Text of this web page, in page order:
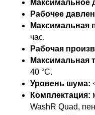
Максимальное
Рабочее
Максимальная
час.
Рабочая
Максимальная
40 °С.
Уровень шума:
Комплектация:
WashR Quad,